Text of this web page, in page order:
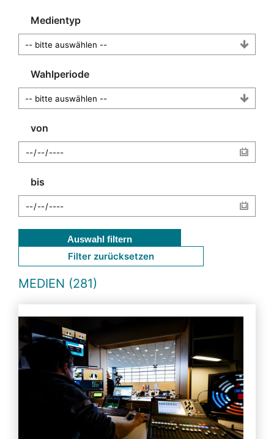
Medientyp
Wahlperiode
von
bis
Auswahl filtern
Filter zurücksetzen
MEDIEN (281)